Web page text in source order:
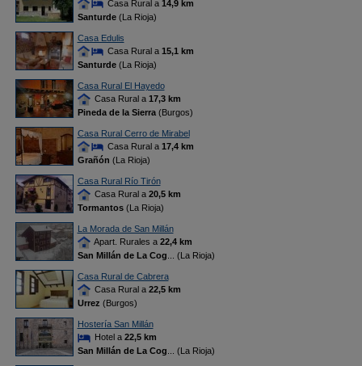
Casa Rural a 14,9 km
Santurde(La Rioja)
Casa Edulis
Casa Rural a 15,1 km
Santurde(La Rioja)
Casa Rural El Hayedo
Casa Rural a 17,3 km
Pineda de la Sierra(Burgos)
Casa Rural Cerro de Mirabel
Casa Rural a 17,4 km
Grañón (La Rioja)
Casa Rural Río Tirón
Casa Rural a 20,5 km
Tormantos(La Rioja)
La Morada de San Millán
Apart. Rurales a 22,4 km
San Millán de La Cog ... (La Rioja)
Casa Rural de Cabrera
Casa Rural a 22,5 km
Urrez (Burgos)
Hostería San Millán
Hotel a 22,5 km
San Millán de La Cog ... (La Rioja)